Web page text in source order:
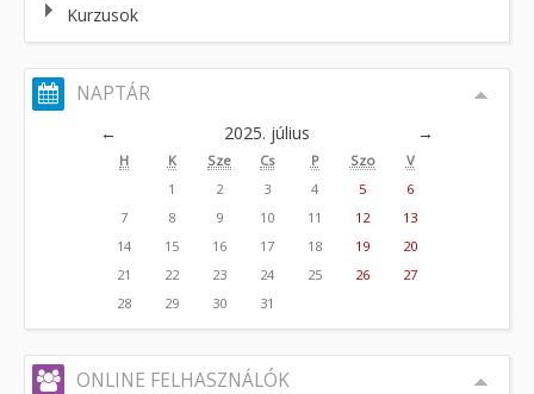
Kurzusok
NAPTÁR
← 2025. július →
H K Sze Cs P Szo
V
1
2 3 4 5
6
7
8 9 10 11 12
13
14
15 16 17 18 19
20
21
22 23 24 25 26
27
28
29 30 31
ONLINE FELHASZNÁLÓK